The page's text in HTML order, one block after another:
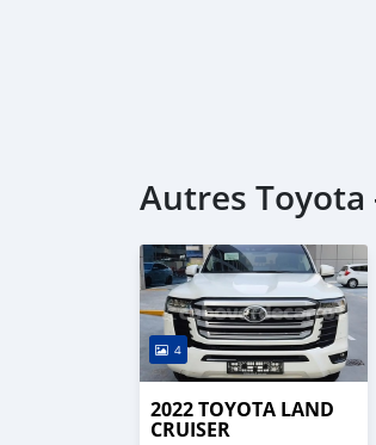
Autres Toyota
4
2022 TOYOTA LAND
CRUISER